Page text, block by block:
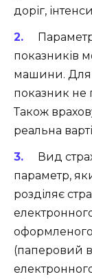
доріг,
показників
машини. Для
показник не
Також
реальна
Вид
параметр,
розділяє
оформленого
(паперовий